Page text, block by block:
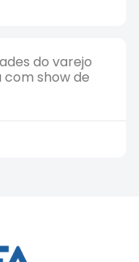
do varejo
show de